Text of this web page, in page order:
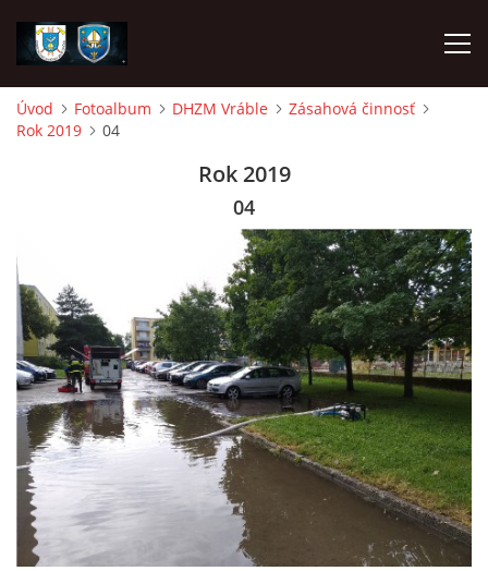
ÚVOD
DHZ DYČKA
DHZM VRÁBLE
AKO SA STAŤ ČLENOM
FOTOALBUM
SPONZORI
Úvod Fotoalbum DHZM Vráble
Zásahová činnosť
Rok 2019
04
Rok 2019
04